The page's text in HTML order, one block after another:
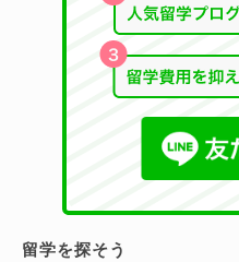
留学を探そう